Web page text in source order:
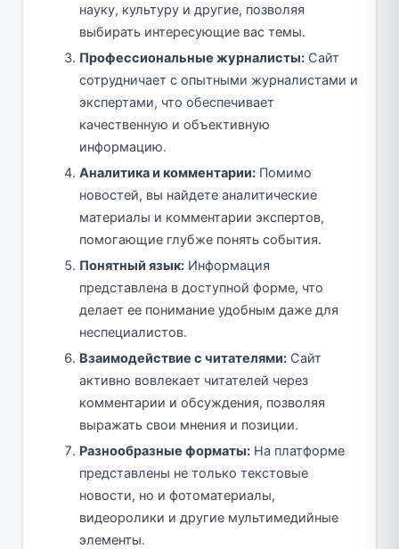
науку, культуру и другие, позволяя
выбирать интересующие вас темы.
Профессиональные журналисты: Сайт
сотрудничает с опытными журналистами и
экспертами, что обеспечивает
качественную и объективную
информацию.
Аналитика и комментарии: Помимо
новостей, вы найдете аналитические
материалы и комментарии экспертов,
помогающие глубже понять события.
Понятный язык: Информация
представлена в доступной форме, что
делает ее понимание удобным даже для
неспециалистов.
Взаимодействие с читателями: Сайт
активно вовлекает читателей через
комментарии и обсуждения, позволяя
выражать свои мнения и позиции.
Разнообразные форматы: На платформе
представлены не только текстовые
новости, но и фотоматериалы,
видеоролики и другие мультимедийные
элементы.